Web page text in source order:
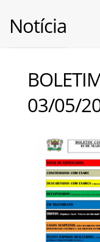
Notícia
03/05/